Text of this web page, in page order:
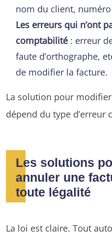
nom du client,
Les erreurs qui n’ont
comptabilité : erreur
faute d’orthographe,
de modifier la facture.
La solution pour
dépend du type d’erreur
Les solutions
annuler une
toute légalité
La loi est claire. Tout a